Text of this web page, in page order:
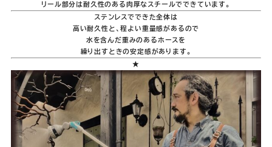
リール部分は耐久性のある肉厚なスチールでできています。
ステンレスでできた全体は
高い耐久性と、程よい重量感があるので
水を含んだ重みのあるホースを
繰り出すときの安定感があります。
★